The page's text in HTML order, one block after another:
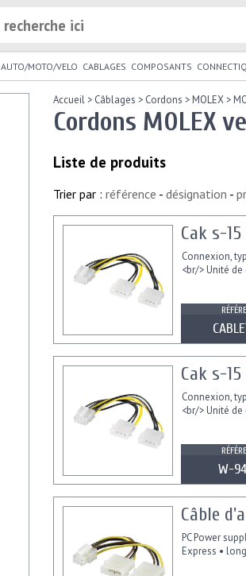
AUTO/MOTO/VELO CABLAGES COMPOSANTS
Accueil > Câblages > Cordons >MOLEX >
Cordons MOLEX
Liste de produits
Trier par : référence - désignation -
Cak s-
Connexion,
<br/> Unité
Cak s-
Connexion,
<br/> Unité
W-
Câble
PC Power
Express •